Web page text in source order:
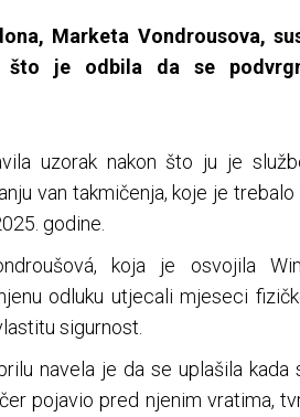
Marketa Vondrousova,
je odbila da se
uzorak nakon što ju je
van takmičenja, koje je
godine.
koja je osvojila
odluku utjecali mjeseci
sigurnost.
navela je da se uplašila kada
pojavio pred njenim vratima,